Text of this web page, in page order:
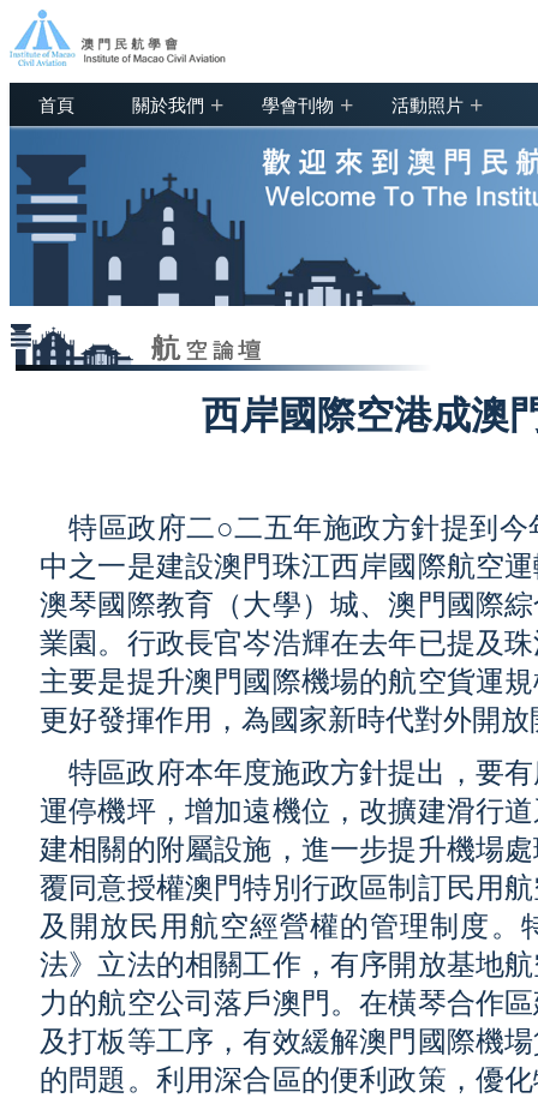
首頁 關於我們 + 學會刊物 + 活動照片 +
西岸國際空港成澳
特區政府二○二五年施政方針提到
中之一是建設澳門珠江西岸國際航空
澳琴國際教育（大學）城、澳門國際
業園。行政長官岑浩輝在去年已提及
主要是提升澳門國際機場的航空貨運
更好發揮作用，為國家新時代對外開
特區政府本年度施政方針提出，要
運停機坪，增加遠機位，改擴建滑行
建相關的附屬設施，進一步提升機場
覆同意授權澳門特別行政區制訂民用
及開放民用航空經營權的管理制度。
法》立法的相關工作，有序開放基地
力的航空公司落戶澳門。在橫琴合作
及打板等工序，有效緩解澳門國際機
的問題。利用深合區的便利政策，優